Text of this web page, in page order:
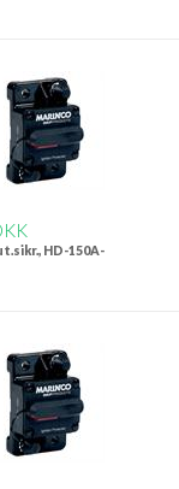
HD-150A-